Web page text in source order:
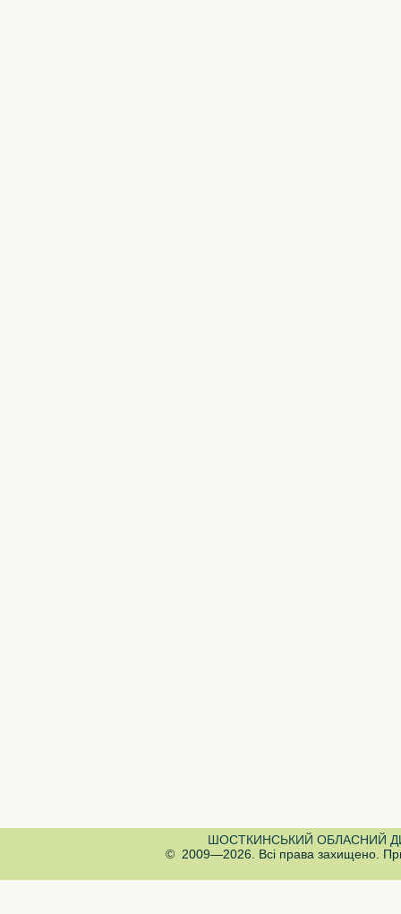
ШОСТКИНСЬКИЙ ОБЛАСНИЙ
© 2009—2026. Всі права захищено. При